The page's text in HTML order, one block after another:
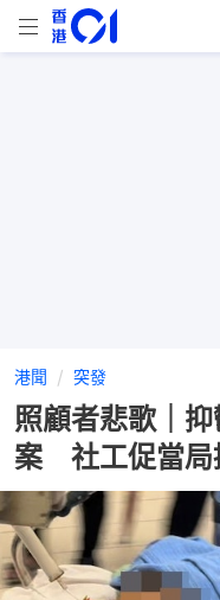
港聞 突發
照顧者悲歌｜
案 社工促當局